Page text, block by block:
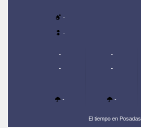
-
-
-
-
-
-
-
-
El tiempo en Posadas